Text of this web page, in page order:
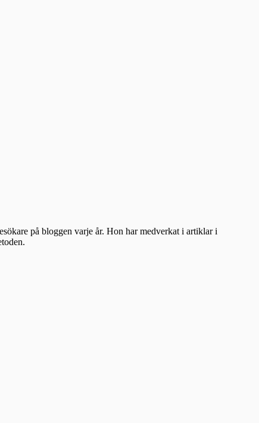
på bloggen varje år. Hon har medverkat i artiklar i